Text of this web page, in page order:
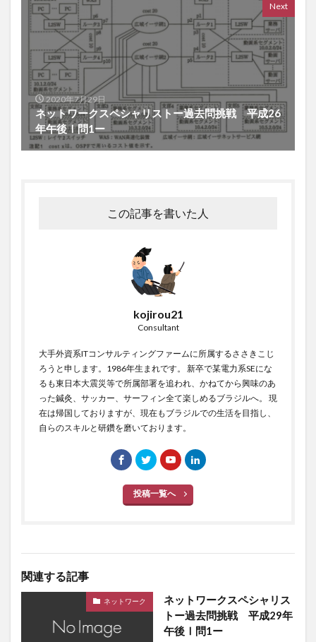
Next
2020年7月29日
ネットワークスペシャリストー過去問挑戦 平成26
年午後Ⅰ問1ー
この記事を書いた人
kojirou21
Consultant
大手外資系ITコンサルティングファームに所属するささきこじ
ろうと申します。1986年生まれです。 新卒で某電力系SEにな
るも東日本大震災等で所属部署を追われ、かねてから興味のあ
った鍼灸、サッカー、サーフィン全て楽しめるブラジルへ。 現
在は帰国しておりますが、現在もブラジルでの生活を目指し、
自らのスキルと研鑽を磨いております。
投稿一覧へ
関連する記事
ネットワーク
ネットワークスペシャリス
トー過去問挑戦 平成29年
午後Ⅰ問1ー